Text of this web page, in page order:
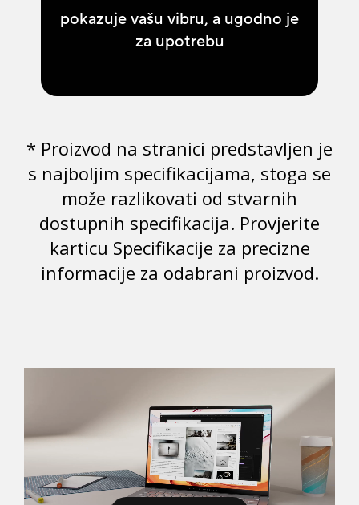
pokazuje vašu vibru, a ugodno je
za upotrebu
* Proizvod na stranici predstavljen je
s najboljim specifikacijama, stoga se
može razlikovati od stvarnih
dostupnih specifikacija. Provjerite
karticu Specifikacije za precizne
informacije za odabrani proizvod.